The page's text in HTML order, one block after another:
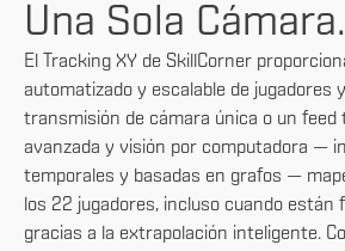
Una Sola Cámara.
El Tracking XY de SkillCorner
automatizado y escalable de jugadores
transmisión de cámara única o un feed
avanzada y visión por computadora —
temporales y basadas en grafos —
los 22 jugadores, incluso cuando están
gracias a la extrapolación inteligente.